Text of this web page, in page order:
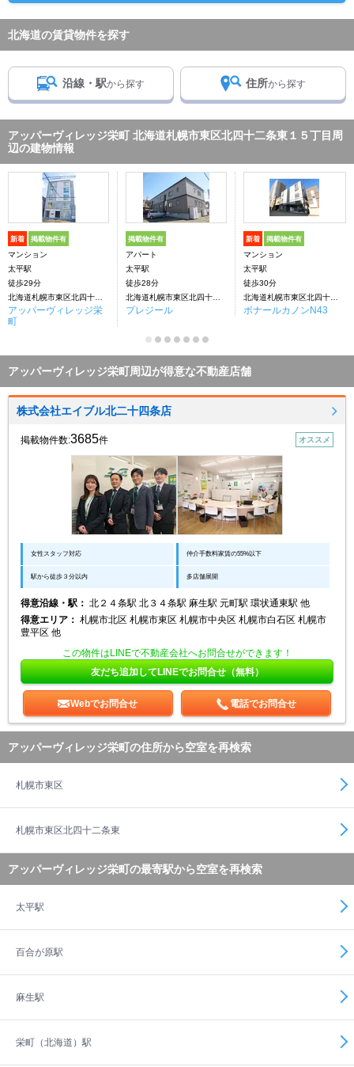
北海道の賃貸物件を探す
沿線・駅から探す 住所から探す
アッパーヴィレッジ栄町 北海道札幌市東区北四十二条東１５丁目周
辺の建物情報
新着 掲載物件有
マンション
太平駅
徒歩29分
アッパーヴィレッジ栄
町
掲載物件有
アパート
太平駅
徒歩28分
プレジール
新着 掲載物件有
マンション
太平駅
徒歩30分
ボナールカノンN43
アッパーヴィレッジ栄町周辺が得意な不動産店舗
株式会社エイブル北二十四条店
掲載物件数:3685件 オススメ
女性スタッフ対応 仲介手数料家賃の55%以下
駅から徒歩３分以内 多店舗展開
得意沿線・駅： 北２４条駅 北３４条駅 麻生駅 元町駅 環状通東駅 他
得意エリア： 札幌市北区 札幌市東区 札幌市中央区 札幌市白石区 札幌市
豊平区 他
この物件はLINEで不動産会社へお問合せができます！
友だち追加してLINEでお問合せ（無料）
Webでお問合せ 電話でお問合せ
アッパーヴィレッジ栄町の住所から空室を再検索
札幌市東区
札幌市東区北四十二条東
アッパーヴィレッジ栄町の最寄駅から空室を再検索
太平駅
百合が原駅
麻生駅
栄町（北海道）駅